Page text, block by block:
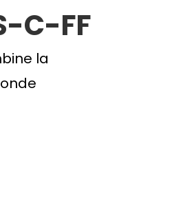
C-FF
la